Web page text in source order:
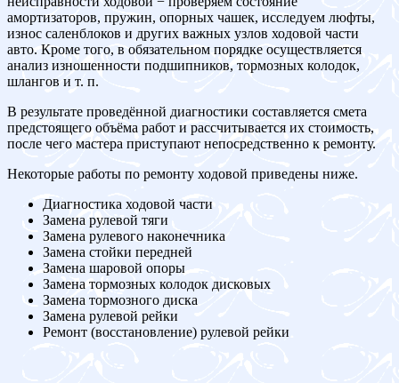
амортизаторов, пружин, опорных чашек, исследуем люфты,
износ саленблоков и других важных узлов ходовой части
авто. Кроме того, в обязательном порядке осуществляется
анализ изношенности подшипников, тормозных колодок,
шлангов и т. п.
В результате проведённой диагностики составляется смета
предстоящего объёма работ и рассчитывается их стоимость,
после чего мастера приступают непосредственно к ремонту.
Некоторые работы по ремонту ходовой приведены ниже.
Диагностика ходовой части
Замена рулевой тяги
Замена рулевого наконечника
Замена стойки передней
Замена шаровой опоры
Замена тормозных колодок дисковых
Замена тормозного диска
Замена рулевой рейки
Ремонт (восстановление) рулевой рейки